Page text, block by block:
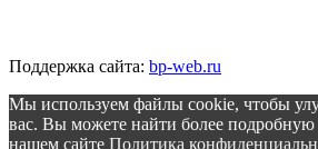
Поддержка сайта: bp-web.ru
Мы используем файлы cookie, чтобы
вас. Вы можете найти более
нашем сайте Политика